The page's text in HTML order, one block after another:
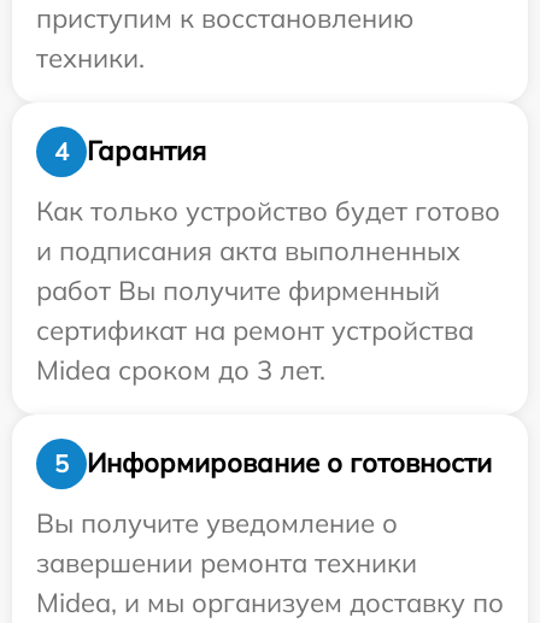
приступим к восстановлению
техники.
4
Гарантия
Как только устройство будет готово
и подписания акта выполненных
работ Вы получите фирменный
сертификат на ремонт устройства
Midea сроком до 3 лет.
5
Информирование о готовности
Вы получите уведомление о
завершении ремонта техники
Midea, и мы организуем доставку по